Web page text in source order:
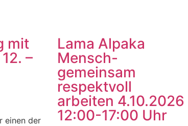
mit
–
einen der
Lama Alpaka
Mensch-
gemeinsam
respektvoll
arbeiten 4.10.2026
12:00-17:00 Uhr